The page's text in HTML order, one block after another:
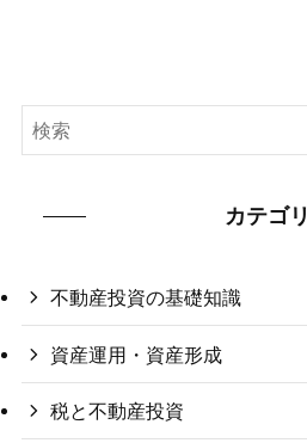
カテゴリ
不動産投資の基礎知識
資産運用・資産形成
税と不動産投資